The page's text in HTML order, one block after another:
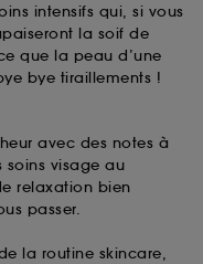
intensifs qui, si vous
la soif de
que la peau d’une
bye tiraillements !
avec des notes à
soins visage au
relaxation bien
passer.
la routine skincare,